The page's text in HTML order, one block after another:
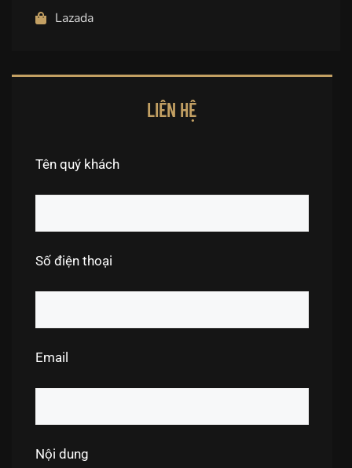
Lazada
LIÊN HỆ
Tên quý khách
Số điện thoại
Email
Nội dung